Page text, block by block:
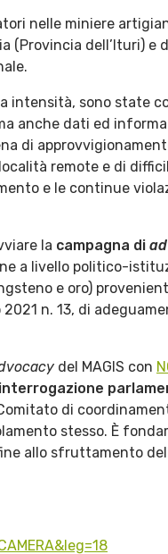
nelle miniere
dell’Ituri) e
intensità, sono state
anche dati ed
di
remote e di
e le continue
la campagna di
a livello politico-
e oro)
n. 13, di
del MAGIS con
di
stesso. È
allo sfruttamento